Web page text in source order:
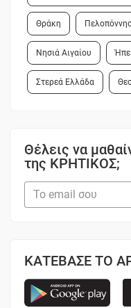
Θράκη
Νησιά Αιγαίου
Στερεά Ελλάδα
Θέλεις να
της ΚΡΗΤΙΚΟΣ;
ΚΑΤΕΒΑΣΕ ΤΟ